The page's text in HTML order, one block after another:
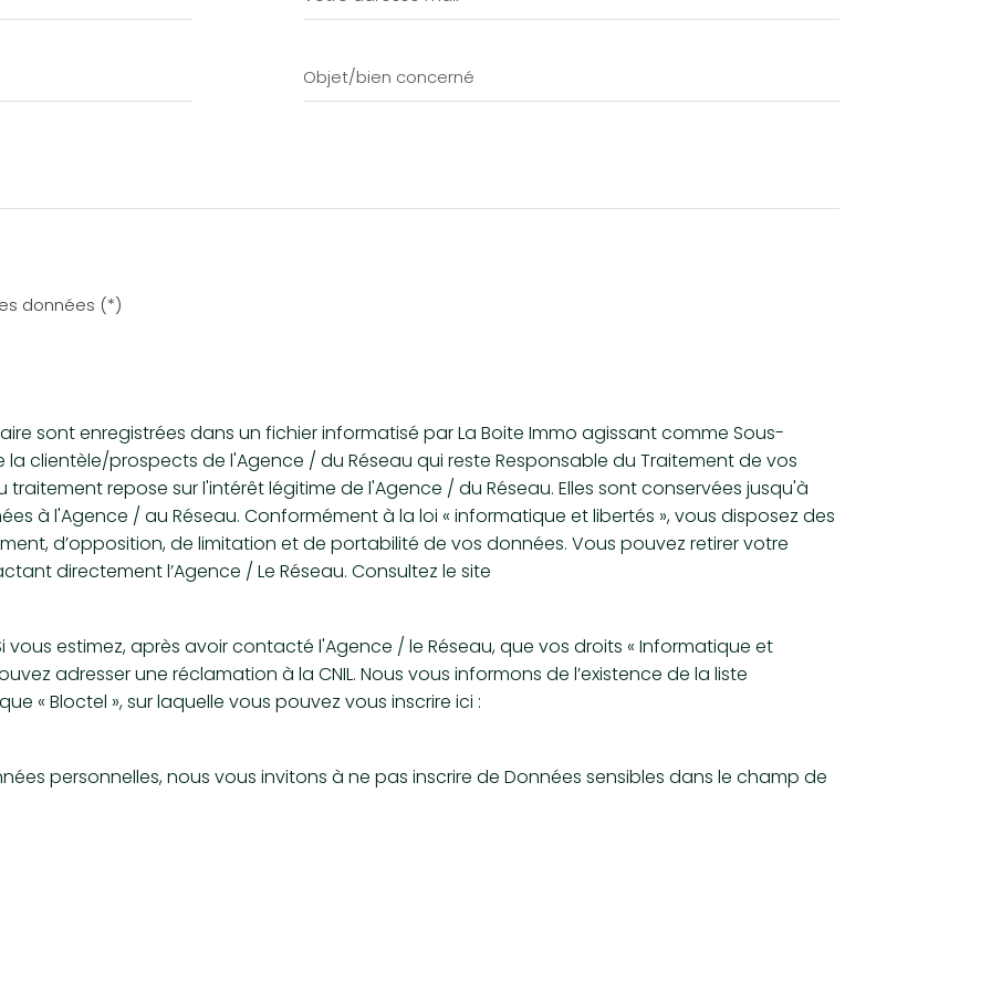
63 902
34,11 %
données (*)
sont enregistrées dans un fichier informatisé par La Boite Immo agissant comme Sous-
clientèle/prospects de l'Agence / du Réseau qui reste Responsable du Traitement de vos
traitement repose sur l'intérêt légitime de l'Agence / du Réseau. Elles sont conservées jusqu'à
à l'Agence / au Réseau. Conformément à la loi « informatique et libertés », vous disposez des
d’opposition, de limitation et de portabilité de vos données. Vous pouvez retirer votre
directement l’Agence / Le Réseau. Consultez le site
vous estimez, après avoir contacté l'Agence / le Réseau, que vos droits « Informatique et
adresser une réclamation à la CNIL. Nous vous informons de l’existence de la liste
« Bloctel », sur laquelle vous pouvez vous inscrire ici :
personnelles, nous vous invitons à ne pas inscrire de Données sensibles dans le champ de